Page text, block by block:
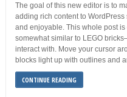
The goal of this new editor is to
adding rich content to WordPress
and enjoyable. This whole post
somewhat similar to LEGO
interact with. Move your cursor
blocks light up with outlines and
CONTINUE READING